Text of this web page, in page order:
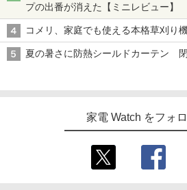
プの出番が消えた【ミニレビュー】
コメリ、家庭でも使える本格草刈
夏の暑さに防熱シールドカーテン
家電 Watch をフォ